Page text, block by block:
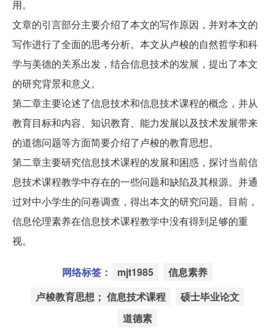
用。
文章的引言部分主要介绍了本文的写作原因，并对本文的
写作进行了全面的思考分析。本文从卢梭的自然哲学和科
学与美德的关系出发，结合信息技术的发展，提出了本文
的研究背景和意义。
第二章主要论述了信息技术和信息技术课程的概念，并从
教育目标和内容、知识教育、能力发展以及技术发展带来
的道德问题等方面简要介绍了卢梭的教育思想。
第二章主要研究信息技术课程的发展和困惑，探讨当前信
息技术课程教学中存在的一些问题和缺陷及其根源。并通
过对中小学生的问卷调查，得出本文的研究问题。目前，
信息伦理素养在信息技术课程教学中没有得到足够的重
视。
网络标签： mjt1985
信息素养
卢梭教育思想； 信息技术课程
硕士毕业论文
道德素